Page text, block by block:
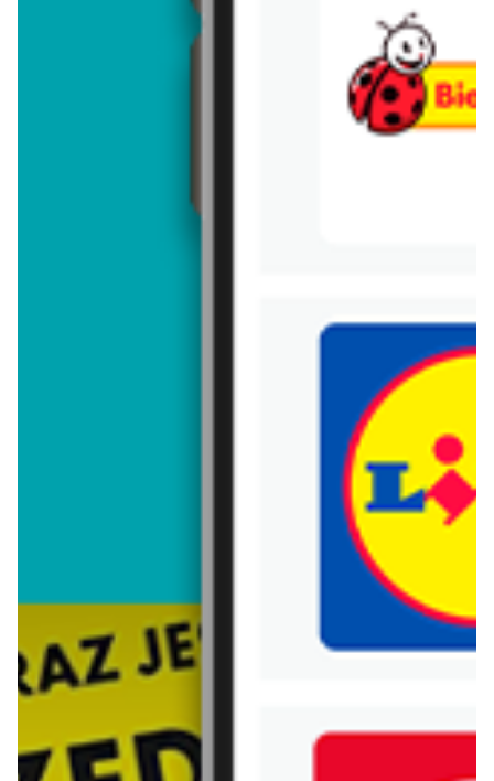
Trafiłeś na nieaktualną gazetkę
Zobacz aktualne gazetki Blix!